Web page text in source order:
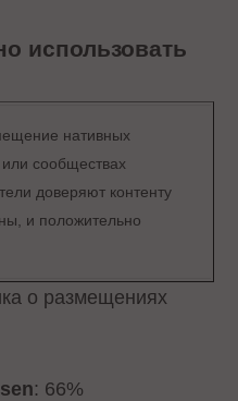
использовать
нативных
сообществах
доверяют контенту
и положительно
о размещениях
: 66%